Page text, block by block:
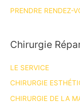
PRENDRE RENDEZ-
Chirurgie
LE SERVICE
CHIRURGIE
CHIRURGIE DE LA